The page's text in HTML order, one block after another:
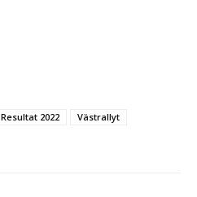
Resultat 2022
Västrallyt